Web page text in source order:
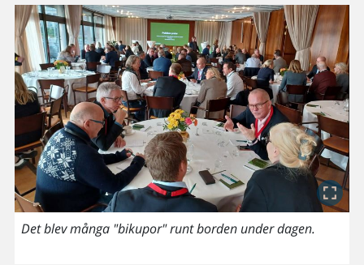
Det blev många "bikupor" runt borden under dagen.